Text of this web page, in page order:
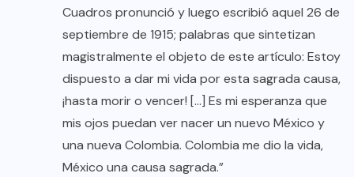
Cuadros pronunció y luego escribió aquel 26 de
septiembre de 1915; palabras que sintetizan
magistralmente el objeto de este artículo: Estoy
dispuesto a dar mi vida por esta sagrada causa,
¡hasta morir o vencer! […] Es mi esperanza que
mis ojos puedan ver nacer un nuevo México y
una nueva Colombia. Colombia me dio la vida,
México una causa sagrada.”